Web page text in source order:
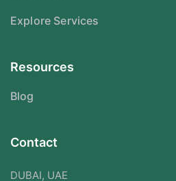
Explore Services
Resources
Blog
Contact
DUBAI, UAE